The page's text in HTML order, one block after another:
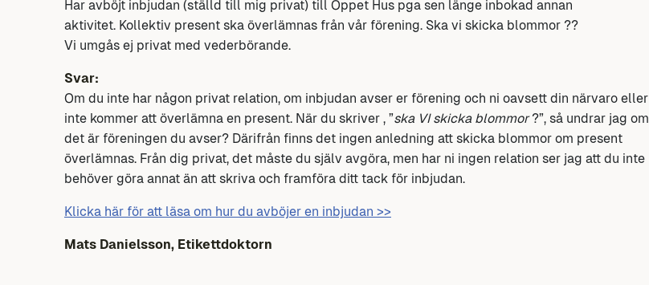
Har avböjt inbjudan (ställd till mig privat) till Öppet Hus pga sen länge inbokad annan
aktivitet. Kollektiv present ska överlämnas från vår förening. Ska vi skicka blommor ??
Vi umgås ej privat med vederbörande.
Svar:
Om du inte har någon privat relation, om inbjudan avser er förening och ni oavsett din närvaro eller
inte kommer att överlämna en present. När du skriver , ”ska VI skicka blommor?”, så undrar jag om
det är föreningen du avser? Därifrån finns det ingen anledning att skicka blommor om present
överlämnas. Från dig privat, det måste du själv avgöra, men har ni ingen relation ser jag att du inte
behöver göra annat än att skriva och framföra ditt tack för inbjudan.
Klicka här för att läsa om hur du avböjer en inbjudan >>
Mats Danielsson, Etikettdoktorn